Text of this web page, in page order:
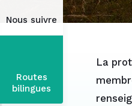
Nous suivre
Routes
bilingues
La